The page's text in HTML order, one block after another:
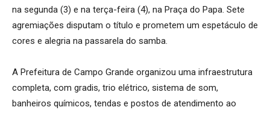
na segunda (3) e na terça-feira (4), na Praça do Papa. Sete
agremiações disputam o título e prometem um espetáculo de
cores e alegria na passarela do samba.
A Prefeitura de Campo Grande organizou uma infraestrutura
completa, com gradis, trio elétrico, sistema de som,
banheiros químicos, tendas e postos de atendimento ao